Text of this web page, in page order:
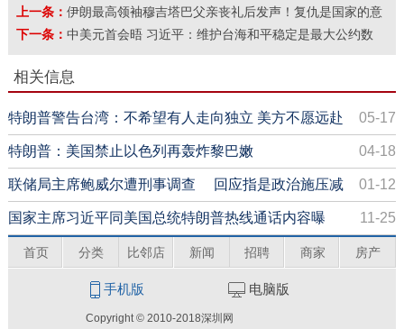
上一条： 伊朗最高领袖穆吉塔巴父亲丧礼后发声！复仇是国家的意
志！
下一条： 中美元首会晤 习近平：维护台海和平稳定是最大公约数
相关信息
特朗普警告台湾：不希望有人走向独立 美方不愿远赴
9500英里打仗
05-17
特朗普：美国禁止以色列再轰炸黎巴嫩 04-18
联储局主席鲍威尔遭刑事调查 回应指是政治施压减
息的「借口」
01-12
国家主席习近平同美国总统特朗普热线通话内容曝
光！
11-25
首页 分类 比邻店 新闻 招聘 商家 房产
手机版 电脑版
Copyright © 2010-2018深圳网